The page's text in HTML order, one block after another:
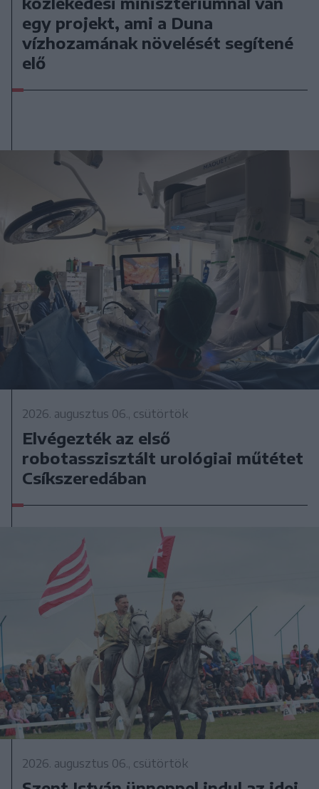
egy projekt, ami a Duna
vízhozamának növelését segítené
elő
2026. augusztus 06., csütörtök
Elvégezték az első
robotasszisztált urológiai műtétet
Csíkszeredában
2026. augusztus 06., csütörtök